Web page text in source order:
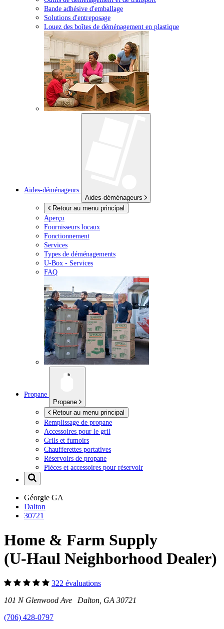
Bande adhésive d'emballage
Solutions d'entreposage
Louez des boîtes de déménagement en plastique
Aides-déménageurs
Aides-déménageurs
Retour au menu principal
Aperçu
Fournisseurs locaux
Fonctionnement
Services
Types de déménagements
U-Box - Services
FAQ
Propane
Propane
Retour au menu principal
Remplissage de propane
Accessoires pour le gril
Grils et fumoirs
Chaufferettes portatives
Réservoirs de propane
Pièces et accessoires pour réservoir
Géorgie GA
Dalton
30721
Home & Farm Supply
(U-Haul Neighborhood Dealer)
322 évaluations
101 N Glenwood Ave Dalton, GA 30721
(706) 428-0797